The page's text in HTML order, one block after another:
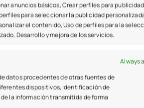
anuncios básicos, Crear perfiles para publicidad
para seleccionar la publicidad
el contenido, Uso de perfiles para la
Desarrollo y mejora de los servicios.
Always
datos procedentes de otras fuentes de
dispositivos, Identificación de
la información transmitida de forma
de las deudas hasta un 100%